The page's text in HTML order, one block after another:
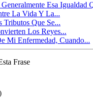
Esa Igualdad
La Vida Y La...
Tributos Que Se...
Los Reyes...
Mi Enfermedad, Cuando...
Frase